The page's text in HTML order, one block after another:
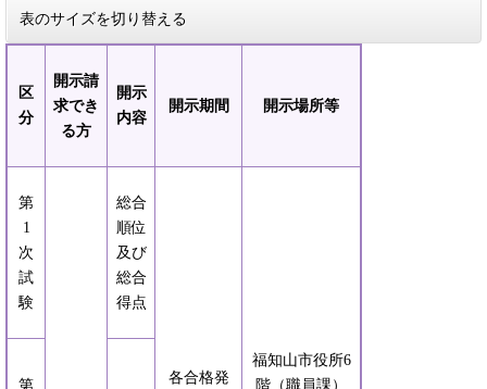
表のサイズを切り替える
区
分
開示請
求でき
る方
開示
内容
開示期間 開示場所等
第
1
次
試
験
総合
順位
及び
総合
得点
各合格発
福知山市役所6
階（職員課）
第